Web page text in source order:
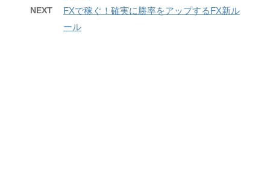
NEXT
FXで稼ぐ！確実に勝率をアップするFX新ル
ール